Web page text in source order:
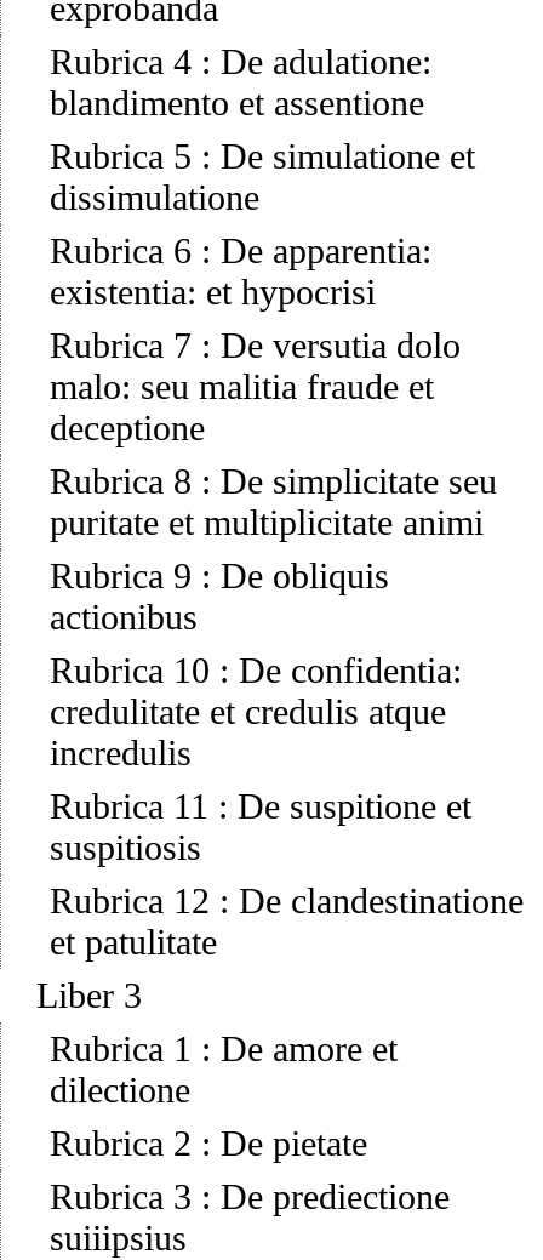
exprobanda
Rubrica 4 : De adulatione:
blandimento et assentione
Rubrica 5 : De simulatione et
dissimulatione
Rubrica 6 : De apparentia:
existentia: et hypocrisi
Rubrica 7 : De versutia dolo
malo: seu malitia fraude et
deceptione
Rubrica 8 : De simplicitate seu
puritate et multiplicitate animi
Rubrica 9 : De obliquis
actionibus
Rubrica 10 : De confidentia:
credulitate et credulis atque
incredulis
Rubrica 11 : De suspitione et
suspitiosis
Rubrica 12 : De clandestinatione
et patulitate
Liber 3
Rubrica 1 : De amore et
dilectione
Rubrica 2 : De pietate
Rubrica 3 : De prediectione
suiiipsius